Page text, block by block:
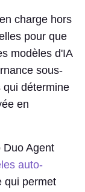
charge hors
pour que
modèles d'IA
sous-
qui détermine
en
Duo Agent
auto-
qui permet